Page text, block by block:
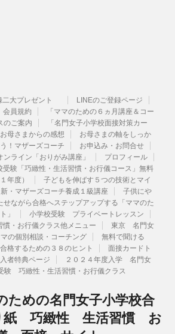
大プレゼント
LINEのご登録ページ
会員規約
「ママのための６ヵ月講座＆コー
のご案内
「名門女子小学校面接対策カー
お母さまからの感想
お母さまの軸をしっか
！マザーズコーチ
お申込み・お問合せ
ンライン「おりがみ講座」
プロフィール
受験「巧緻性・生活習慣・お行儀コース」無料
年度）
子どもを伸ばす５つの技術とマイ
・マザーズコーチ養成１級講座
子供にや
せながら合格へステップアップする「ママのた
」
小学校受験 プライベートレッスン
慣・お行儀クラス他メニュー
東京 名門女
の個別相談・コーチング
無料で聞ける
格するための３８のヒント
面接カードト
者特典ページ
２０２４年度入学 名門女
験 巧緻性・生活習慣・お行儀クラス
ための名門女子小学校合
紙 巧緻性 生活習慣 お